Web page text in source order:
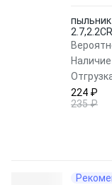
Наличие
224 ₽
235 ₽